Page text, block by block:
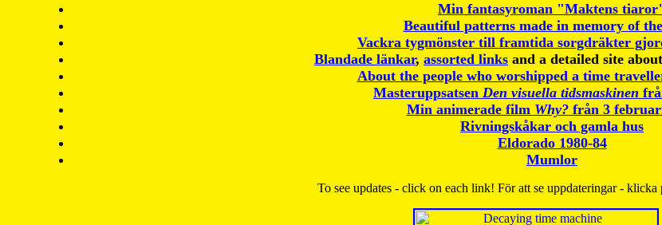
Min fantasyroman "Maktens
Beautiful patterns made in memory of
Vackra tygmönster till framtida sorgdräkter
Blandade länkar, assorted links and a detailed site
About the people who worshipped a time
Masteruppsatsen Den visuella tidsmaskinen
Min animerade film Why?från 3
Rivningskåkar och gamla hus
Eldorado 1980-84
Mumlor
To see updates - click on each link! För att se uppdateringar - klicka